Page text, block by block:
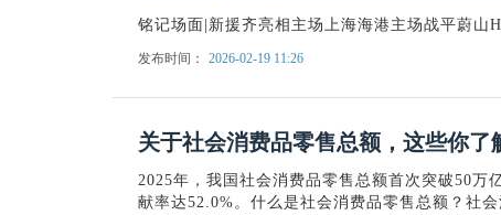
铭记场面|新援齐亮相主场上海海港主场战平蔚山
发布时间： 2026-02-19 11:26
关于社会消费品零售总额，这些你了
2025年，我国社会消费品零售总额首次突破50万
献率达52.0%。什么是社会消费品零售总额？社